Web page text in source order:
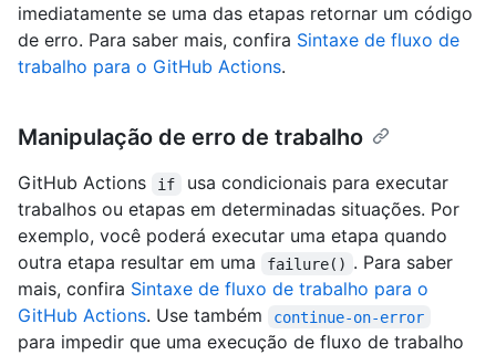
imediatamente se uma das etapas retornar um código
de erro. Para saber mais, confira Sintaxe de fluxo de
trabalho para o GitHub Actions.
Manipulação de erro de trabalho
GitHub Actions if
usa condicionais para executar
trabalhos ou etapas em determinadas situações. Por
exemplo, você poderá executar uma etapa quando
outra etapa resultar em uma
failure() . Para saber
mais, confira Sintaxe de fluxo de trabalho para o
GitHub Actions. Use também continue-on-error
para impedir que uma execução de fluxo de trabalho